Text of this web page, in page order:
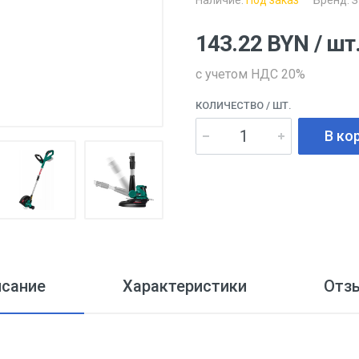
143.22 BYN / шт.
с учетом НДС 20%
КОЛИЧЕСТВО / ШТ.
В
Характеристики